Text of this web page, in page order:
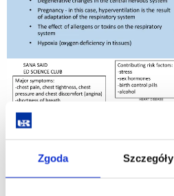
Zgoda Szczegóły